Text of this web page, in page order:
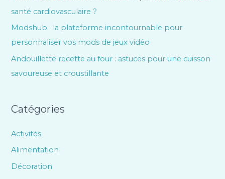
santé cardiovasculaire ?
Modshub : la plateforme incontournable pour
personnaliser vos mods de jeux vidéo
Andouillette recette au four : astuces pour une cuisson
savoureuse et croustillante
Catégories
Activités
Alimentation
Décoration